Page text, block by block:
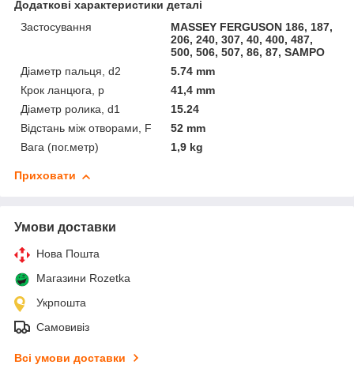
Додаткові характеристики деталі
Застосування
MASSEY FERGUSON 186, 187,
206, 240, 307, 40, 400, 487,
500, 506, 507, 86, 87, SAMPO
Діаметр пальця, d2
5.74 mm
Крок ланцюга, p
41,4 mm
Діаметр ролика, d1
15.24
Відстань між отворами, F
52 mm
Вага (пог.метр)
1,9 kg
Приховати
Умови доставки
Нова Пошта
Магазини Rozetka
Укрпошта
Самовивіз
Всі умови доставки